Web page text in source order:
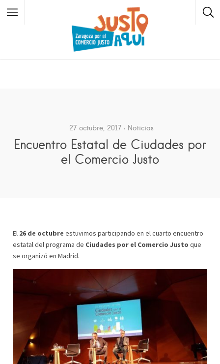
Universidad Zaragoza
La Almozara Zaragoza
Las Fuentes Zaragoza
Zaragoza
Torrero – La Paz Zaragoza
Casablanca Zaragoza
Barrios rurales Zaragoza
27 octubre, 2017 Noticias
Encuentro Estatal de Ciudades por
el Comercio Justo
El 26 de octubre estuvimos participando en el cuarto encuentro
estatal del programa de Ciudades por el Comercio Justo que
se organizó en Madrid.